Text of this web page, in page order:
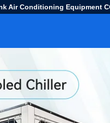
Air Conditioning Equipment